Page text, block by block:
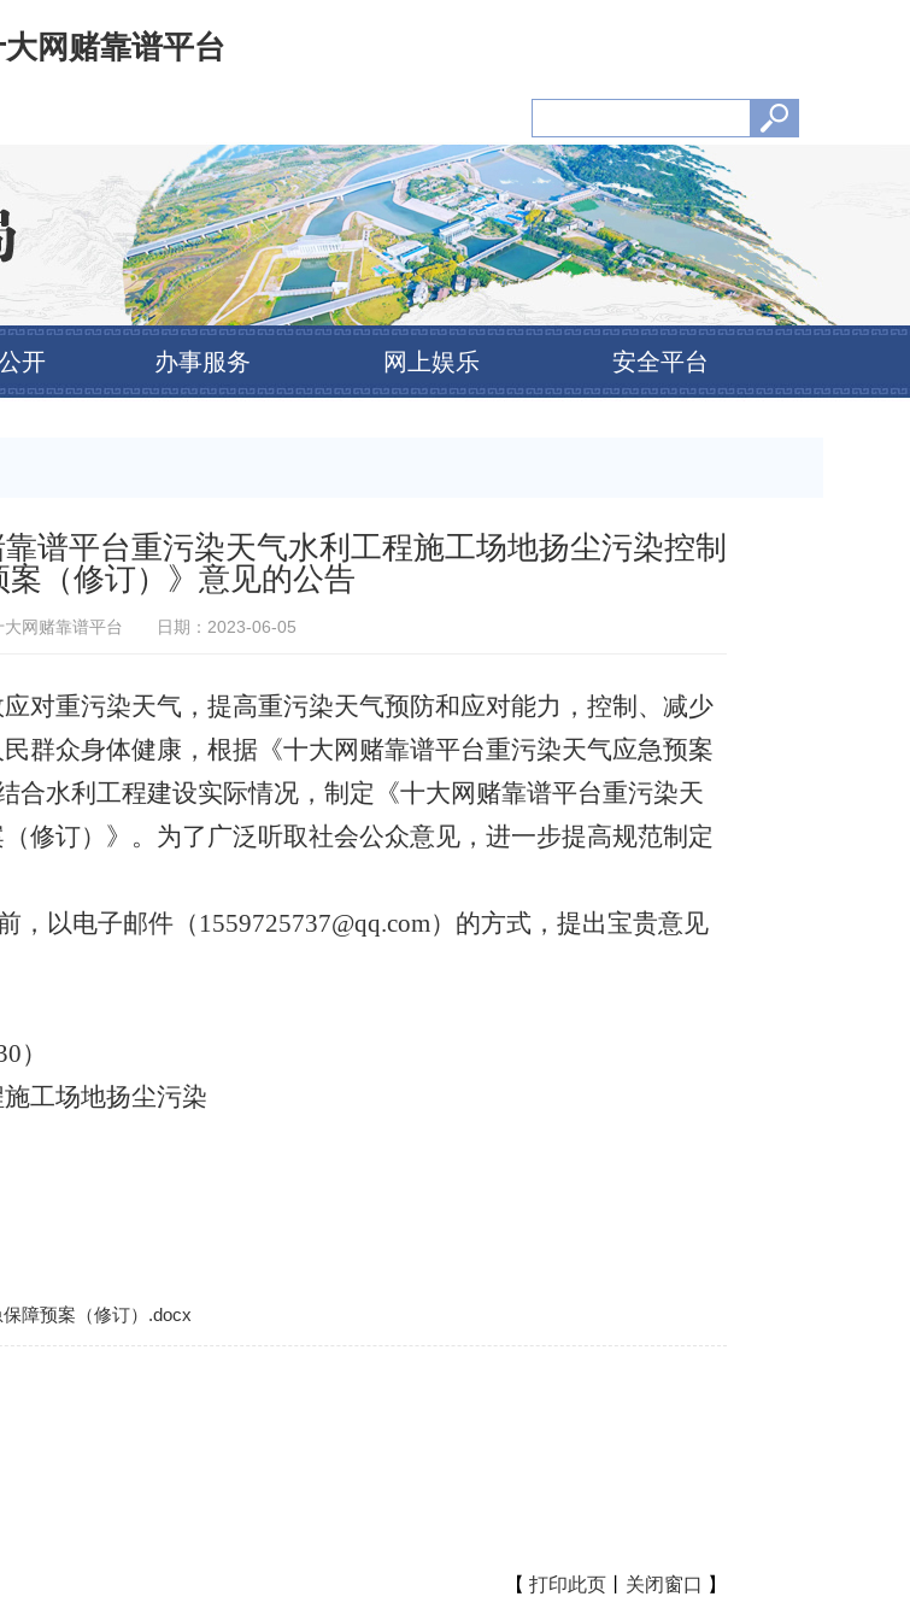
网赌靠谱平台
开 办事服务 网上娱乐 安全平台
谱平台重污染天气水利工程施工场地扬尘污染控制
案（修订）》意见的公告
网赌靠谱平台 日期：2023-06-05
对重污染天气，提高重污染天气预防和应对能力，控制、减少
群众身体健康，根据《十大网赌靠谱平台重污染天气应急预案
合水利工程建设实际情况， 制定 《十大网赌靠谱平台重污染天
修订）》。为了广泛听取社会公众意见，进一步提高规范制定
，以电子邮件（ 1559725737@qq.com）的方式，提出宝贵意见
）
工场地扬尘污染
障预案（修订）.docx
【 打印此页 关闭窗口 】